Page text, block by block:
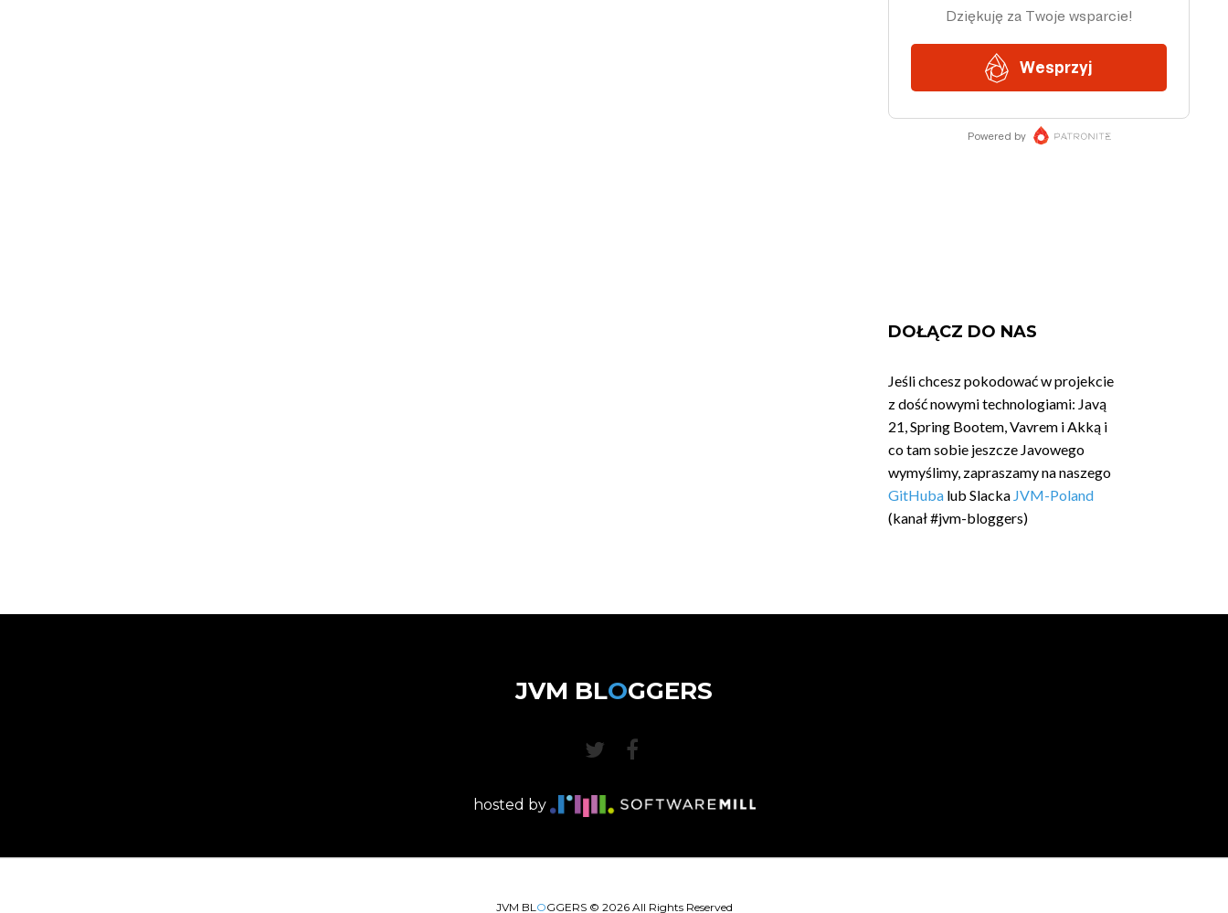
DOŁĄCZ DO NAS
Jeśli chcesz pokodować w projekcie
z dość nowymi technologiami: Javą
21, Spring Bootem, Vavrem i Akką i
co tam sobie jeszcze Javowego
wymyślimy, zapraszamy na naszego
GitHuba lub Slacka JVM-Poland
(kanał #jvm-bloggers)
JVM BLOGGERS
hosted by
JVM BLOGGERS © 2026All Rights Reserved